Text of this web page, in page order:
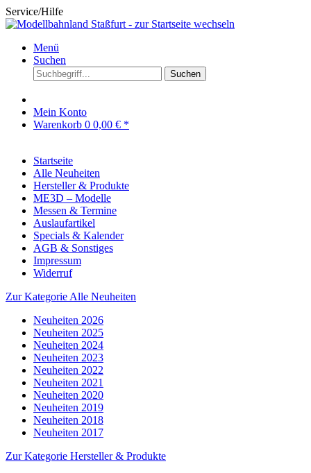
Service/Hilfe
Menü
Suchen
Suchen
Mein Konto
Warenkorb 0 0,00 € *
Startseite
Alle Neuheiten
Hersteller & Produkte
ME3D – Modelle
Messen & Termine
Auslaufartikel
Specials & Kalender
AGB & Sonstiges
Impressum
Widerruf
Zur Kategorie Alle Neuheiten
Neuheiten 2026
Neuheiten 2025
Neuheiten 2024
Neuheiten 2023
Neuheiten 2022
Neuheiten 2021
Neuheiten 2020
Neuheiten 2019
Neuheiten 2018
Neuheiten 2017
Zur Kategorie Hersteller & Produkte